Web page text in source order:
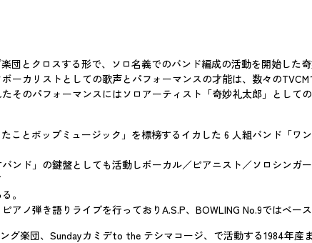
団とクロスする形で、ソロ名義でのバンド編成の活動を開始した奇
ーカリストとしての歌声とパフォーマンスの才能は、数々の
そのパフォーマンスにはソロアーティスト「奇妙礼太郎」として
ことポップミュージック」を標榜するイカした 6 人組バンド「
ンド」の鍵盤としても活動しボーカル／ピアニスト／ソロシンガ
。
アノ弾き語りライブを行っておりA.S.P、BOWLING No.9ではベース
楽団、Sundayカミデto the テシマコージ、で活動する1984年産